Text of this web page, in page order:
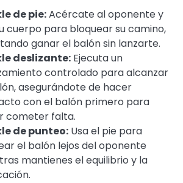
de pie:Acércate al oponente y
cuerpo para bloquear su camino,
ganar el balón sin lanzarte.
deslizante: Ejecuta un
controlado para alcanzar
asegurándote de hacer
con el balón primero para
cometer falta.
de punteo: Usa el pie para
el balón lejos del oponente
mantienes el equilibrio y la